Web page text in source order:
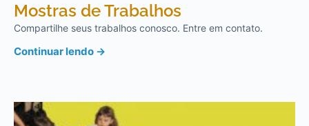
Mostras de Trabalhos
Compartilhe seus trabalhos conosco. Entre em contato.
Continuar lendo →